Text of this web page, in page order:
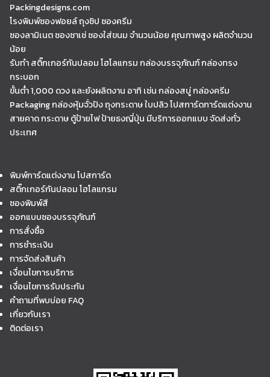
Packingdesigns.com
โรงพิมพ์ซองฟอยล์ ถุงซิป ซองครีม
ซองลามิเนต ซองซาเช่ ซองใส่ขนม จำนวนน้อย คุณภาพสูง ผลิตจำนวน
น้อย
รับทำ สติ๊กเกอร์กันปลอม โฮโลแกรม กล่องบรรจุภัณฑ์ กล่องทรง
กระบอก
ขั้นต่ำ 1,000 ดวง และยังผลิตงาน อาทิ เช่น กล่องสบู่ กล่องครีม
Packaging กล่องหุ้มจั่วปัง ถุงกระดาษ ใบปลิว โปสการ์ดการ์ดแต่งงาน
สายคาด กระดาษ ตู้ป้ายไฟ ป้ายธงญี่ปุ่น มีบริการออกแบบ จัดส่งทั่ว
ประเทศ
พิมพ์การ์ดแต่งงาน โปสการ์ด
สติ๊กเกอร์กันปลอม โฮโลแกรม
ซองพิมพ์สี
ออกแบบซองบรรจุภัณฑ์
การสั่งซื้อ
การชำระเงิน
การจัดส่งสินค้า
เงื่อนไขการบริการ
เงื่อนไขการรับประกัน
คำถามที่พบบ่อย FAQ
เกี่ยวกับเรา
ติดต่อเรา